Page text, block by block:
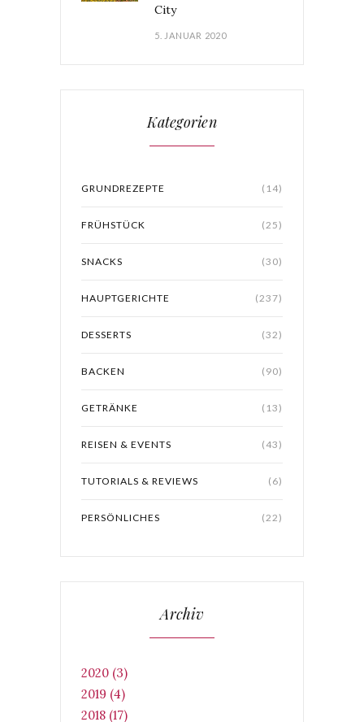
City
5. JANUAR 2020
Kategorien
GRUNDREZEPTE (14)
FRÜHSTÜCK (25)
SNACKS (30)
HAUPTGERICHTE (237)
DESSERTS (32)
BACKEN (90)
GETRÄNKE (13)
REISEN & EVENTS (43)
TUTORIALS & REVIEWS (6)
PERSÖNLICHES (22)
Archiv
2020 (3)
2019 (4)
2018 (17)